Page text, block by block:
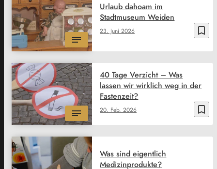
bookmark_border
23. Juni 2026
Urlaub dahoam im
Stadtmuseum Weiden
bookmark_border
20. Feb. 2026
40 Tage Verzicht – Was
lassen wir wirklich weg in der
Fastenzeit?
Was sind eigentlich
Medizinprodukte?